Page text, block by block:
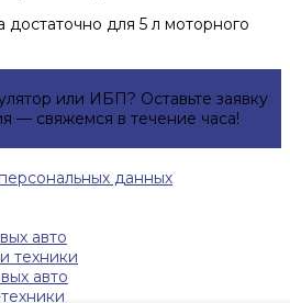
для 5 л моторного
или ИБП? Оставьте заявку
— свяжемся в течение часа!
данных
авто
техники
авто